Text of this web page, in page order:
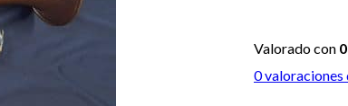
Valorado con 0
0valoraciones